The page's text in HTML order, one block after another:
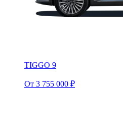
TIGGO 9
От 3 755 000 ₽